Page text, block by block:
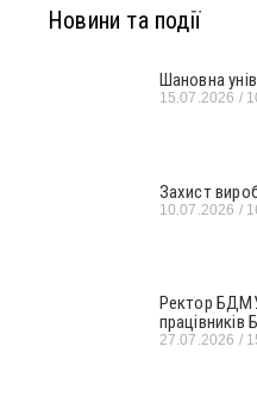
Новини та події
Шановна
15.07.2026
Захист
10.07.2026
Ректор
працівників
27.07.2026